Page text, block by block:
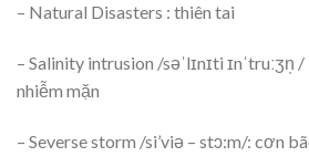
– Natural Disasters : thiên tai
– Salinity intrusion /səˈlɪnɪti ɪnˈtruːʒn̩
nhiễm mặn
– Severse storm /si’viə – stɔ:m/: cơn